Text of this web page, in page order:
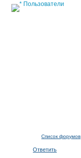
Пользователи
Список форумов
Ответить